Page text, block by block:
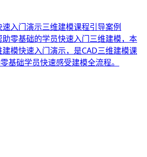
入门演示三维建模课程引导案例
助零基础的学员快速入门三维建模，本
模快速入门演示，是CAD三维建模课
基础学员快速感受建模全流程。